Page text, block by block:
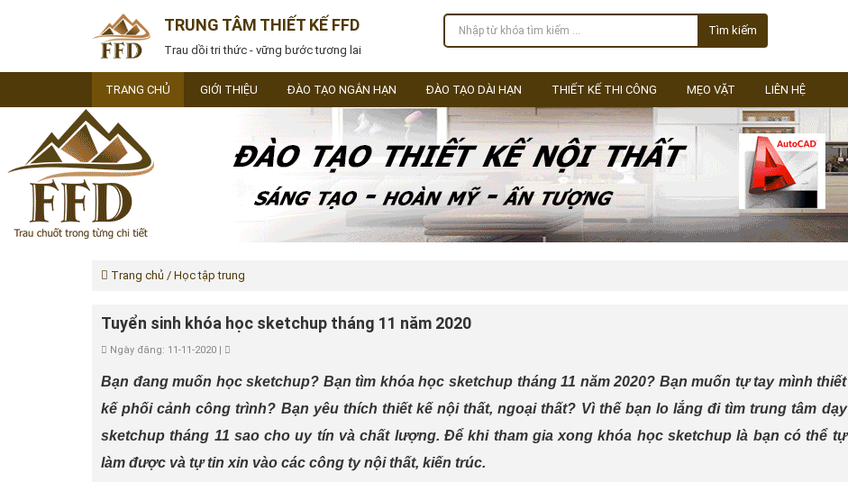
TRUNG TÂM THIẾT KẾ FFD
Trau dồi tri thức - vững bước tương lai
Tìm kiếm
TRANG CHỦ GIỚI THIỆU ĐÀO TẠO NGẮN HẠN ĐÀO TẠO DÀI HẠN THIẾT KẾ THI CÔNG MẸO VẶT LIÊN HỆ
Trang chủ / Học tập trung
Tuyển sinh khóa học sketchup tháng 11 năm 2020
Ngày đăng: 11-11-2020 |
Bạn đang muốn học sketchup? Bạn tìm khóa học sketchup tháng 11 năm 2020? Bạn muốn tự tay mình thiết
kế phối cảnh công trình? Bạn yêu thích thiết kế nội thất, ngoại thất? Vì thế bạn lo lắng đi tìm trung tâm dạy
sketchup tháng 11 sao cho uy tín và chất lượng. Để khi tham gia xong khóa học sketchup là bạn có thể tự
làm được và tự tin xin vào các công ty nội thất, kiến trúc.